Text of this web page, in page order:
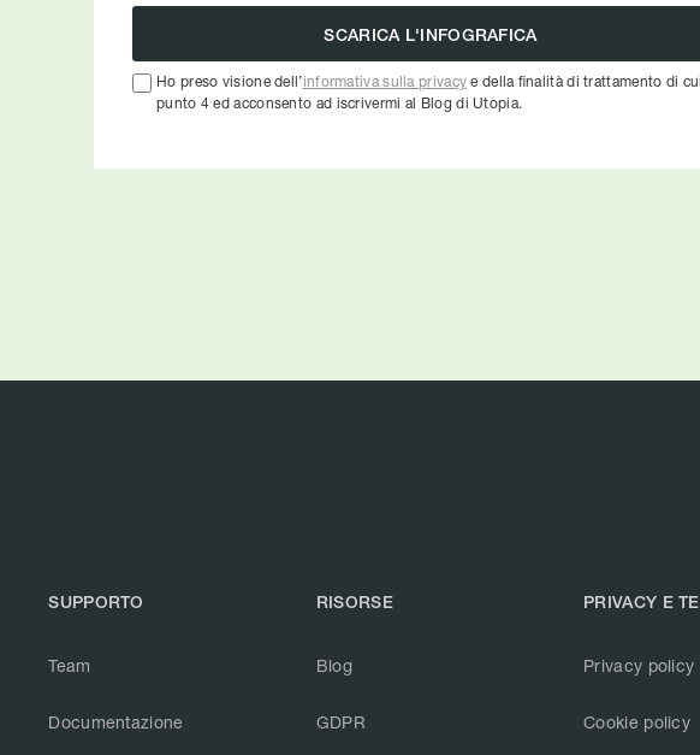
Ho preso visione dell’informativa sulla privacy e della finalità di trattamento di
punto 4 ed acconsento ad iscrivermi al Blog di Utopia.
SUPPORTO
Team
Documentazione
RISORSE
Blog
GDPR
PRIVACY E
Privacy policy
Cookie policy